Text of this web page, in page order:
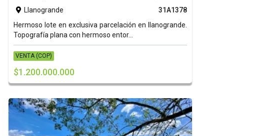
 Llanogrande
31A1378
Hermoso lote en exclusiva parcelación en llanogrande.
Topografía plana con hermoso entor...
VENTA (COP)
$1.200.000.000